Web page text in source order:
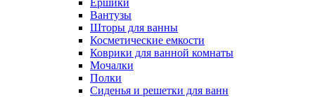
Вантузы
Шторы для ванны
Косметические емкости
Коврики для ванной комнаты
Мочалки
Полки
Сиденья и решетки для ванн